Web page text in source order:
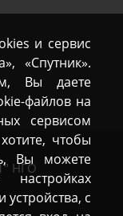
и сервис
«Спутник».
Вы даете
файлов на
сервисом
чтобы
Вы можете
с
НГО